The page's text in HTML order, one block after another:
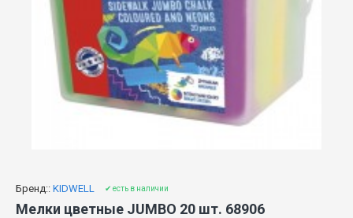
Бренд:: KIDWELL ✔ есть в наличии
Мелки цветные JUMBO 20 шт. 68906